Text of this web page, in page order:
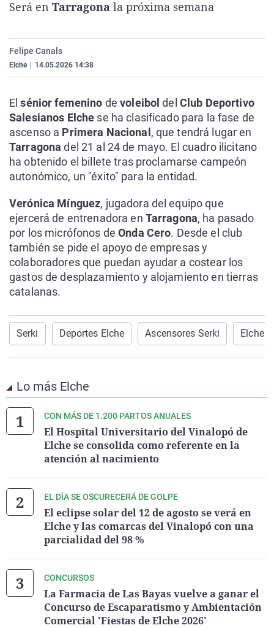
La rosa de los vientos
Caso
Operación Viuda
Extremadura
Navarra
País Vasco
Virales
Será en Tarragona la próxima semana
Felipe Canals
Elche 14.05.2026 14:38
Elsénior femenino devoleiboldel Club Deportivo
Salesianos Elche se ha clasificado para la fase de
ascenso a Primera Nacional , que tendrá lugar en
Tarragonadel 21 al 24 de mayo. El cuadro ilicitano
ha obtenido el billete tras proclamarse campeón
autonómico, un "éxito" para la entidad.
Verónica Mínguez, jugadora del equipo que
ejercerá de entrenadora en Tarragona, ha pasado
por los micrófonos deOnda Cero. Desde el club
también se pide el apoyo de empresas y
colaboradores que puedan ayudar a costear los
gastos de desplazamiento y alojamiento en tierras
catalanas.
Serki Deportes Elche Ascensores Serki Elche
Lo más Elche
CON MÁS DE 1.200 PARTOS ANUALES
El Hospital Universitario del Vinalopó de
Elche se consolida como referente en la
atención al nacimiento
EL DÍA SE OSCURECERÁ DE GOLPE
El eclipse solar del 12 de agosto se verá en
Elche y las comarcas del Vinalopó con una
parcialidad del 98 %
CONCURSOS
La Farmacia de Las Bayas vuelve a ganar el
Concurso de Escaparatismo y Ambientación
Comercial 'Fiestas de Elche 2026'